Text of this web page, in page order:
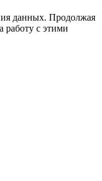
данных. Продолжая
работу с этими